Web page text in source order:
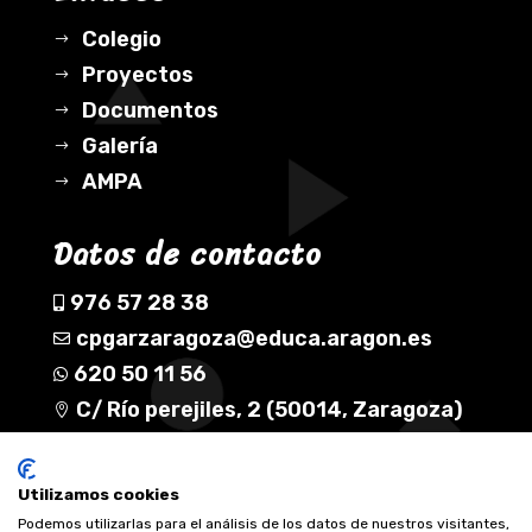
$ Colegio
$ Proyectos
$ Documentos
$ Galería
$ AMPA
Datos de contacto
976 57 28 38
 cpgarzaragoza@educa.aragon.es
 620 50 11 56
 C/ Río perejiles, 2 (50014, Zaragoza)
Síguenos en nuestras redes
Utilizamos cookies
Podemos utilizarlas para el análisis de los datos de nuestros visitantes,